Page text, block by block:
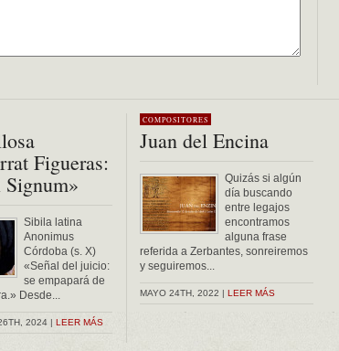
Figueras:
Sibila latina
Anonimus
Córdoba (s. X)
«Señal del juicio:
se empapará de
Desde...
2024 | LEER MÁS
COMPOSITORES
Juan del Encina
Quizás si algún
día buscando
entre legajos
encontramos
alguna frase
referida a Zerbantes, sonreiremos
y seguiremos...
MAYO 24TH, 2022 | LEER MÁS